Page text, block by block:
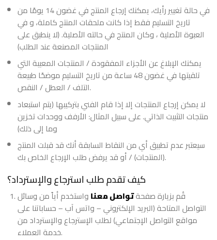
في حالة تغيير رأيك، يمكنك إرجاع المنتج في غضون 14 يومًا من
تاريخ التسليم فقط إذا كانت ملحقات المنتج كاملة، و في
العبوة الأصلية ، وكان المنتج في حالته الأصلية. (لا ينطبق على
المنتجات المصنعة عند الطلب)
يمكنك الإبلاغ عن الأجزاء المفقودة / المنتجات المعيبة التي
تلقيتها في غضون 48 ساعة من تاريخ التسليم موضحًا طبيعة
التلف / العطل / النقص.
لا يمكن إرجاع المنتجات إلا إذا قام الفني بتركيبها (يتم استبعاد
منتجات التثبيت الذاتي. على سبيل المثال: الأرفف ووحدات تخزين
وما إلى ذلك)
سيعتبر عدم تطبيق أي من النقاط السابقة أنك قد قبلت المنتج
(المنتجات) / أو قد يرفض طلب الإرجاع الخاص بك.
كيف تقدم طلب استرجاع والإسترداد؟
قُم بزيارة صفحةتواصل معنا واستخدم أياً من وسائل
التواصل المتاحة (البريد الإلكتروني – واتس آب – حساباتنا على
مواقع التواصل الإجتماعي) لطلب الإسترجاع والإسترداد من
خدمة العملاء.